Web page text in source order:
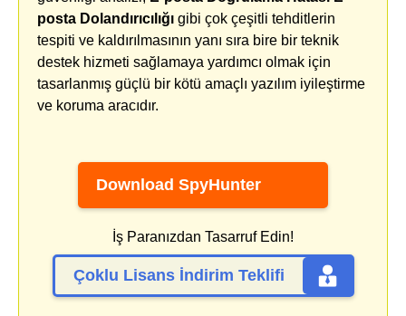
posta Dolandırıcılığı gibi çok çeşitli tehditlerin
tespiti ve kaldırılmasının yanı sıra bire bir teknik
destek hizmeti sağlamaya yardımcı olmak için
tasarlanmış güçlü bir kötü amaçlı yazılım iyileştirme
ve koruma aracıdır.
Download SpyHunter
İş Paranızdan Tasarruf Edin!
Çoklu Lisans İndirim Teklifi